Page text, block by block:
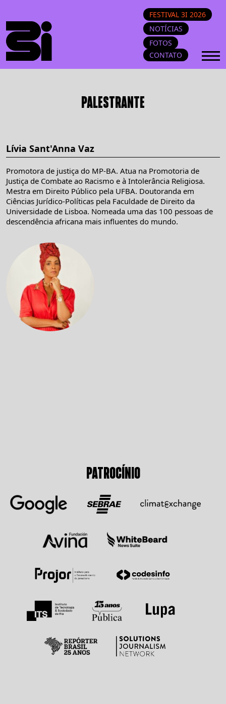
FESTIVAL 3I 2026
NOTÍCIAS
FOTOS
CONTATO
PALESTRANTE
Lívia Sant'Anna Vaz
Promotora de justiça do MP-BA. Atua na Promotoria de
Justiça de Combate ao Racismo e à Intolerância Religiosa.
Mestra em Direito Público pela UFBA. Doutoranda em
Ciências Jurídico-Políticas pela Faculdade de Direito da
Universidade de Lisboa. Nomeada uma das 100 pessoas de
descendência africana mais influentes do mundo.
PATROCÍNIO